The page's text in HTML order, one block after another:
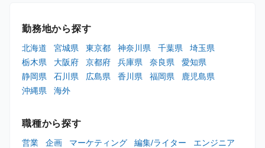
勤務地から探す
北海道 宮城県 東京都 神奈川県 千葉県
埼玉県
栃木県
大阪府 京都府 兵庫県 奈良県
愛知県
静岡県
石川県 広島県 香川県 福岡県
鹿児島県
沖縄県
海外
職種から探す
営業 企画 マーケティング 編集/ライター
エンジニア